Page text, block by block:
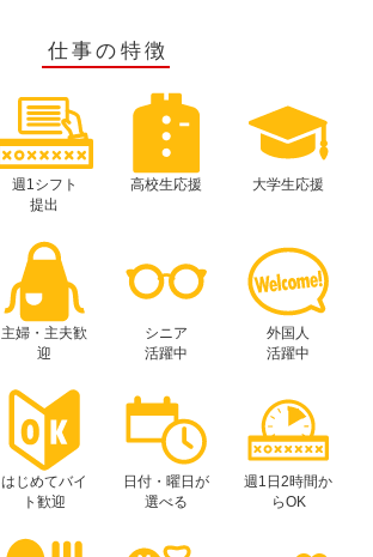
仕事の特徴
週1シフト
提出
高校生応援 大学生応援
主婦・主夫歓
迎
シニア
活躍中
外国人
活躍中
はじめてバイ
ト歓迎
日付・曜日が
選べる
週1日2時間か
らOK